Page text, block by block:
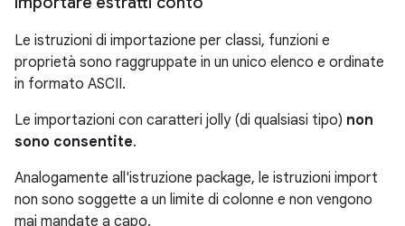
Le istruzioni di importazione per classi, funzioni e
proprietà sono raggruppate in un unico elenco e ordinate
in formato ASCII.
Le importazioni con caratteri jolly (di qualsiasi tipo) non
sono consentite.
Analogamente all'istruzione package, le istruzioni import
non sono soggette a un limite di colonne e non vengono
mai mandate a capo.